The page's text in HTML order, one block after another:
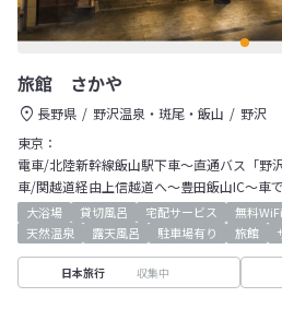
旅館 さかや
長野県 野沢温泉・斑尾・飯山
野沢
東京：
電車/北陸新幹線飯山駅下車～直通バス「野
車/関越道経由上信越道へ～豊田飯山IC～車
大浴場 貸切風呂 宅配サービス 無料
天然温泉
露天風呂 駐車場有り 旅館
日本旅行 収集中